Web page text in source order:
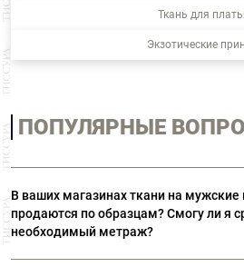
Ткань для
Экзотические
ПОПУЛЯРНЫЕ
В ваших магазинах ткани на
продаются по образцам? Смогу ли я
необходимый метраж?